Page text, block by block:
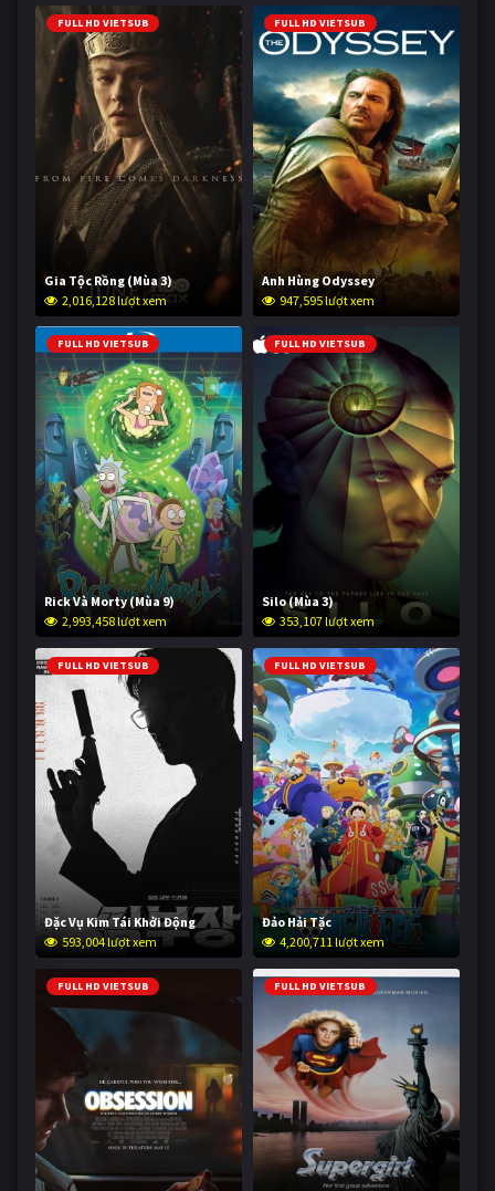
FULL HD VIETSUB
Gia Tộc Rồng (Mùa 3)
2,016,128 lượt xem
FULL HD VIETSUB
Anh Hùng Odyssey
947,595 lượt xem
FULL HD VIETSUB
Rick Và Morty (Mùa 9)
2,993,458 lượt xem
FULL HD VIETSUB
Silo (Mùa 3)
353,107 lượt xem
FULL HD VIETSUB
Đặc Vụ Kim Tái Khởi Động
593,004 lượt xem
FULL HD VIETSUB
Đảo Hải Tặc
4,200,711 lượt xem
FULL HD VIETSUB FULL HD VIETSUB